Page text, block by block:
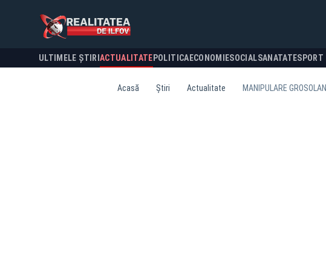
ULTIMELE ȘTIRI ACTUALITATE POLITICA ECONOMIESOCIALSANATATESPORT
Acasă Știri Actualitate MANIPULARE